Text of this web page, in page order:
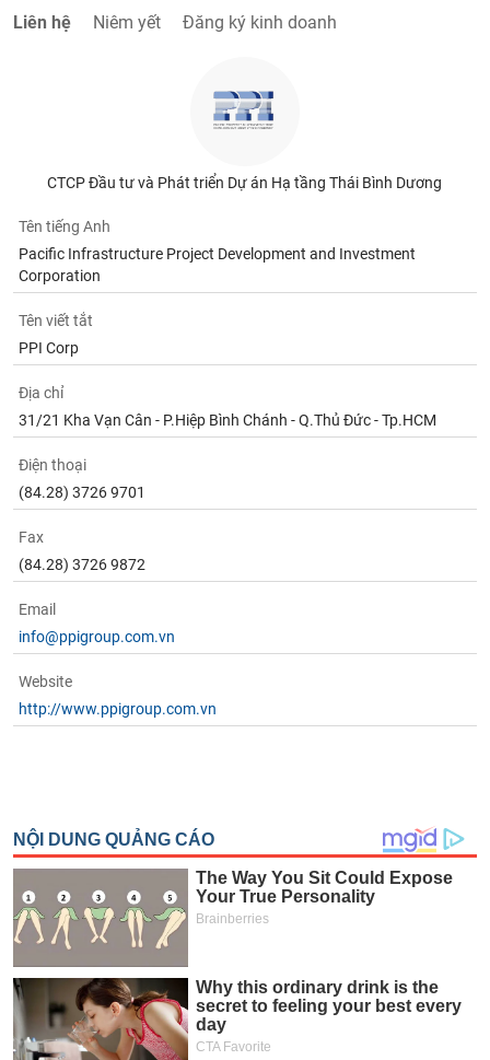
Liên hệ Niêm yết Đăng ký kinh doanh
CTCP Đầu tư và Phát triển Dự án Hạ tầng Thái Bình Dương
Tên tiếng Anh
Pacific Infrastructure Project Development and Investment
Corporation
Tên viết tắt
PPI Corp
Địa chỉ
31/21 Kha Vạn Cân - P.Hiệp Bình Chánh - Q.Thủ Đức - Tp.HCM
Điện thoại
(84.28) 3726 9701
Fax
(84.28) 3726 9872
Email
info@ppigroup.com.vn
Website
http://www.ppigroup.com.vn